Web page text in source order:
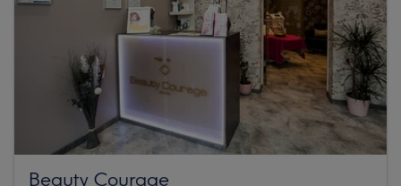
Beauty Courage